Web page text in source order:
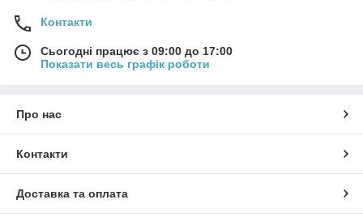
Контакти
Сьогодні працює з 09:00 до 17:00
Показати весь графік роботи
Про нас
Контакти
Доставка та оплата